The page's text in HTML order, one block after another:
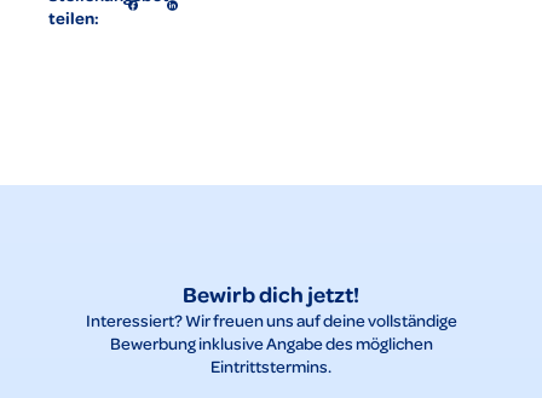
teilen:
Bewirb dich jetzt!
Interessiert? Wir freuen uns auf deine vollständige
Bewerbung inklusive Angabe des möglichen
Eintrittstermins.